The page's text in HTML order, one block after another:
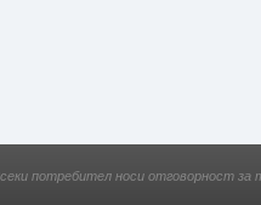
потребител носи отговорност за